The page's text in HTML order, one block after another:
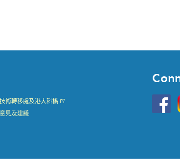
技術轉移處及港大科橋
意見及建議
HKU